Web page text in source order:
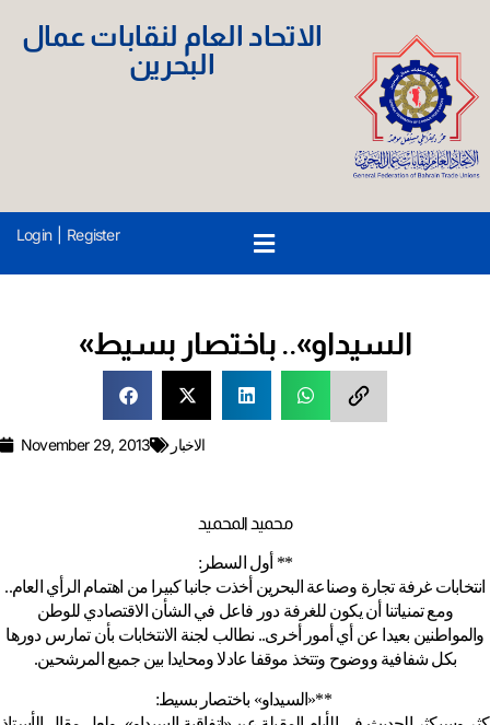
الاتحاد العام لنقابات عمال
البحرين
Login Register
«السيداو».. باختصار بسيط
November 29, 2013 الاخبار
محميد المحميد
** أول السطر:
انتخابات غرفة تجارة وصناعة البحرين أخذت جانبا كبيرا من اهتمام الرأي العام..
ومع تمنياتنا أن يكون للغرفة دور فاعل في الشأن الاقتصادي للوطن
والمواطنين بعيدا عن أي أمور أخرى.. نطالب لجنة الانتخابات بأن تمارس دورها
بكل شفافية ووضوح وتتخذ موقفا عادلا ومحايدا بين جميع المرشحين.
**«السيداو» باختصار بسيط: